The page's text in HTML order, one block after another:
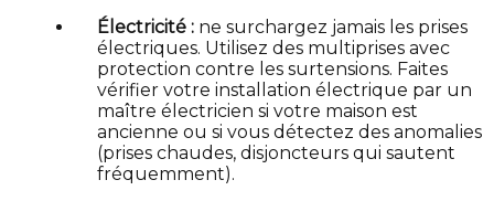
Électricité : ne surchargez jamais les prises
électriques. Utilisez des multiprises avec
protection contre les surtensions. Faites
vérifier votre installation électrique par un
maître électricien si votre maison est
ancienne ou si vous détectez des anomalies
(prises chaudes, disjoncteurs qui sautent
fréquemment).